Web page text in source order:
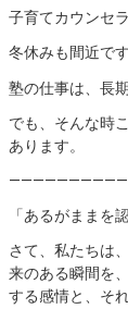
子育てカウンセ
冬休みも間近で
塾の仕事は、長
でも、そんな時
あります。
「あるがままを
さて、 私たちは
来のある瞬間を
する感情と、そ